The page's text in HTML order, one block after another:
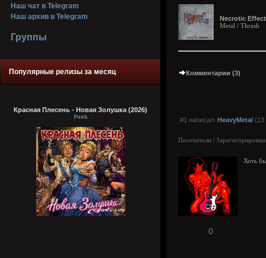
Наш чат в Telegram
Наш архив в Telegram
Группы
Популярные релизы за месяц
Красная Плесень - Новая Золушка (2026)
Punk
Necrotic
Metal / Thrash
Комментарии (3)
#1 написал: HeavyMetal (13
Посетители |
Хоть
0